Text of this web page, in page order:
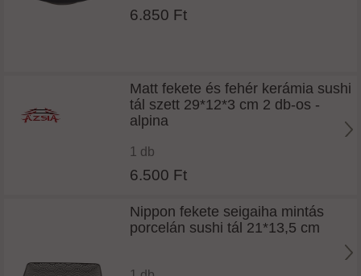
6.850 Ft
Matt fekete és fehér kerámia sushi
tál szett 29*12*3 cm 2 db-os -
alpina
1 db
6.500 Ft
Nippon fekete seigaiha mintás
porcelán sushi tál 21*13,5 cm